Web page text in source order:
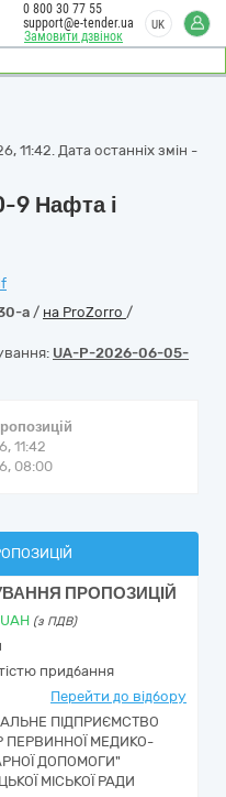
Замовити дзвінок
0 800 30 77 55
support@e-tender.ua
UK
Дата останніх змін -
9 Нафта і
a / на ProZorro /
UA-P-2026-06-05-
11:42
08:00
ПРОПОЗИЦІЙ
UAH (з ПДВ)
придбання
Перейти до відбору
ПІДПРИЄМСТВО
ПЕРВИННОЇ МЕДИКО-
ДОПОМОГИ"
МІСЬКОЇ РАДИ